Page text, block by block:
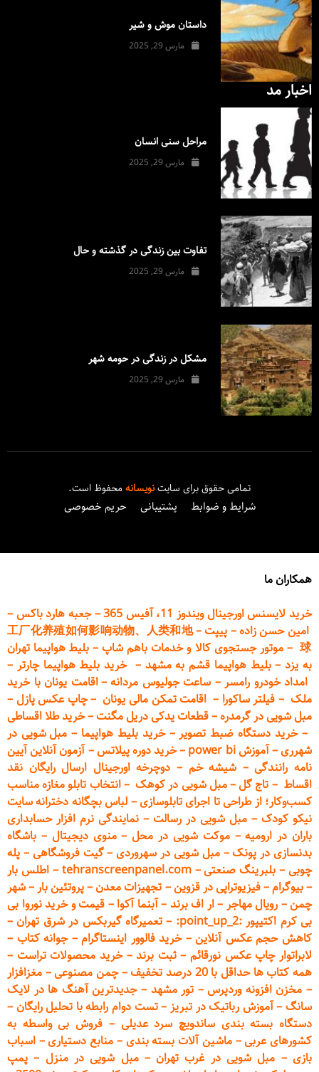
داستان موش و شیر
مارس 29, 2025
اخبار مد
مراحل سنی انسان
مارس 29, 2025
تفاوت بین زندگی در گذشته و حال
مارس 29, 2025
مشکل در زندگی در حومه شهر
مارس 29, 2025
تمامی حقوق برای سایتنویسانهمحفوظ است.
شرایط و ضوابط پشتیبانی حریم خصوصی
همکاران ما
خرید لایسنس اورجینال ویندوز 11، آفیس 365
–جعبه هارد باکس –
امین حسن زاده– پیپت–
工厂化养殖如何影响动物、人类和地
球
– موتور جستجوی کالا و خدمات باهم شاپ– بلیط هواپیما تهران
به یزد–بلیط هواپیما قشم به مشهد –خرید بلیط هواپیما چارتر –
امداد خودرو رامسر – ساعت جولیوس مردانه–اقامت یونان با خرید
ملک – فیلتر ساکورا – اقامت تمکن مالی یونان –چاپ عکس پازل –
مبل شویی در گرمدره–قطعاتیدکی دریل مگنت–خرید طلا اقساطی
–خرید دستگاه ضبط تصویر –خرید بلیط هواپیما –مبل شویی در
شهرری–آموزش power bi –خرید دورهپیلاتس–آزمون آنلاین آیین
نامه رانندگی– شیشه خم – دوچرخه اورجینال ارسال رایگان نقد
اقساط – تاج گل–مبل شویی در کوهک–انتخاب تابلو مغازه مناسب
کسب‌وکار؛ از طراحی تا اجرای تابلوسازی– لباس بچگانه دخترانه سایت
نیکو کودک – مبل شویی در رسالت – نمایندگی نرم افزار حسابداری
باران در ارومیه–موکت شویی در محل–منوی دیجیتال – باشگاه
بدنسازی در پونک–مبل شویی در سهروردی–گیت فروشگاهی – پله
چوبی – بلبرینگ صنعتی–
tehranscreenpanel.com
–اطلس بار
–بیوگرام–فیزیوتراپی در قزوین– تجهیزات معدن–پروتئین بار –شهر
چمن– رویال مهاجر –ار اف برند –آبنما آکوا – قیمت و خرید نوروا بی
بی کرم اکتیپور :point_up_2:
– تعمیرگاه گیربکس در شرق تهران–
کاهش حجم عکس آنلاین–خرید فالوور اینستاگرام–جوانه کتاب –
لابراتوار چاپ عکس نورقائم–ثبت برند–خرید محصولات تراست –
همه کتاب ها حداقل با 20 درصد تخفیف
–چمن مصنوعی– مغزافزار
– مخزن افزونه وردپرس– تور مشهد –جدیدترین آهنگ ها در لایک
سانگ–آموزش رباتیک در تبریز –تست دوام رابطه با تحلیل رایگان –
دستگاه بسته‌ بندی ساندویچ سرد عدیلی – فروش بی واسطه به
کشورهای عربی–ماشین آلات بسته بندی – منابع دستیاری– اسباب
بازی– مبل شویی در غرب تهران–مبل شویی در منزل –پمپ